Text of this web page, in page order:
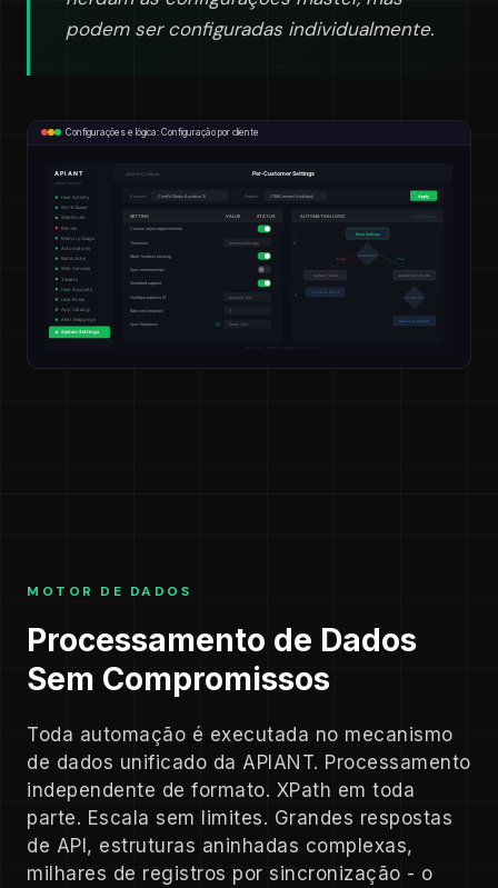
podem ser configuradas individualmente.
Configurações e lógica: Configuração por cliente
MOTOR DE DADOS
Processamento de Dados
Sem Compromissos
Toda automação é executada no mecanismo
de dados unificado da APIANT. Processamento
independente de formato. XPath em toda
parte. Escala sem limites. Grandes respostas
de API, estruturas aninhadas complexas,
milhares de registros por sincronização - o